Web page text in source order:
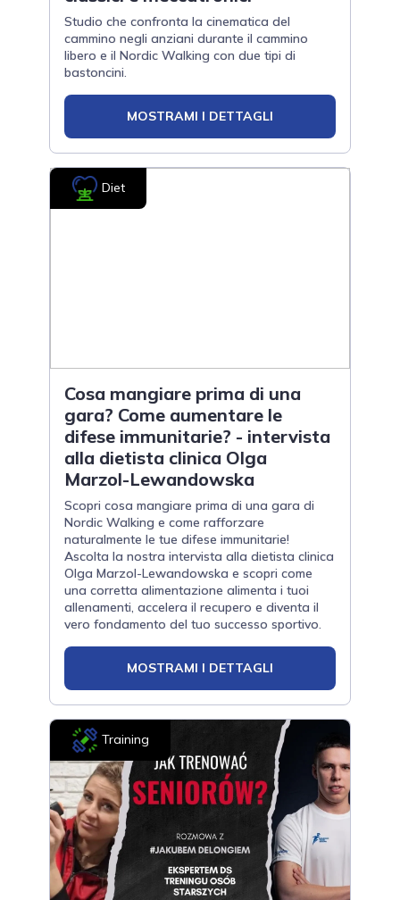
Studio che confronta la cinematica del
cammino negli anziani durante il cammino
libero e il Nordic Walking con due tipi di
bastoncini.
MOSTRAMI I DETTAGLI
Diet
Cosa mangiare prima di una
gara? Come aumentare le
difese immunitarie? - intervista
alla dietista clinica Olga
Marzol-Lewandowska
Scopri cosa mangiare prima di una gara di
Nordic Walking e come rafforzare
naturalmente le tue difese immunitarie!
Ascolta la nostra intervista alla dietista clinica
Olga Marzol-Lewandowska e scopri come
una corretta alimentazione alimenta i tuoi
allenamenti, accelera il recupero e diventa il
vero fondamento del tuo successo sportivo.
MOSTRAMI I DETTAGLI
Training